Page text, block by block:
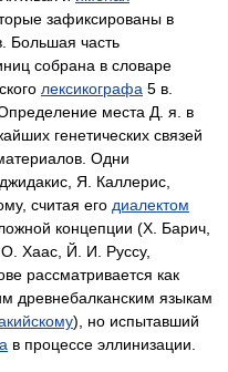
зафиксированы в
Большая часть
собрана в словаре
лексикографа 5 в.
места Д. я. в
генетических связей
Одни
Я. Каллерис,
считая его диалектом
концепции (Х. Барич,
Хаас, Й. И. Руссу,
рассматривается как
древнебалканским языкам
), но испытавший
в процессе эллинизации.